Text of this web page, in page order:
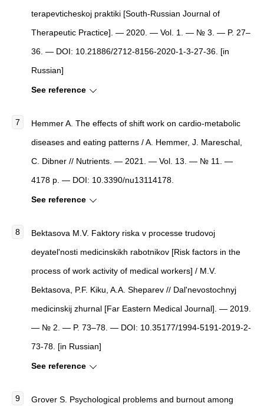
terapevticheskoj praktiki [South-Russian Journal of
Therapeutic Practice]. — 2020. — Vol. 1. — № 3. — P. 27–
36. — DOI: 10.21886/2712-8156-2020-1-3-27-36. [in
Russian]
See reference
Hemmer A. The effects of shift work on cardio-metabolic
diseases and eating patterns / A. Hemmer, J. Mareschal,
C. Dibner // Nutrients. — 2021. — Vol. 13. — № 11. —
4178 p. — DOI: 10.3390/nu13114178.
See reference
Bektasova M.V. Faktory riska v processe trudovoj
deyatel'nosti medicinskikh rabotnikov [Risk factors in the
process of work activity of medical workers] / M.V.
Bektasova, P.F. Kiku, A.A. Sheparev // Dal'nevostochnyj
medicinskij zhurnal [Far Eastern Medical Journal]. — 2019.
— № 2. — P. 73–78. — DOI: 10.35177/1994-5191-2019-2-
73-78. [in Russian]
See reference
Grover S. Psychological problems and burnout among